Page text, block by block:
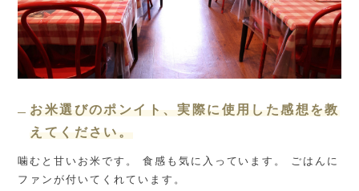
お米選びのポンイト、実際に使用した感想を教
えてください。
噛むと甘いお米です。 食感も気に入っています。 ごはんに
ファンが付いてくれています。